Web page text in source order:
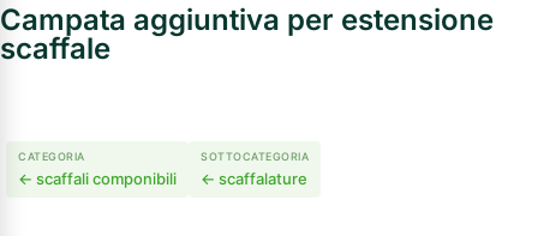
Campata aggiuntiva per estensione
scaffale
CATEGORIA
← scaffali componibili
SOTTOCATEGORIA
← scaffalature